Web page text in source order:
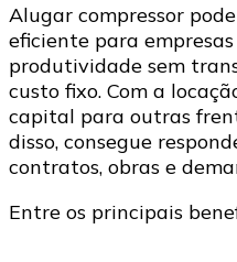
Alugar compressor
eficiente para
produtividade sem
custo fixo. Com a
capital para outras
disso, consegue
contratos, obras e
Entre os principais